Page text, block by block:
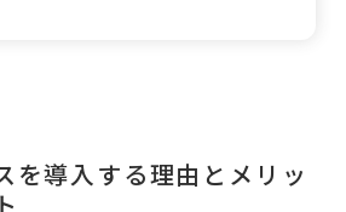
を導入する理由とメリッ